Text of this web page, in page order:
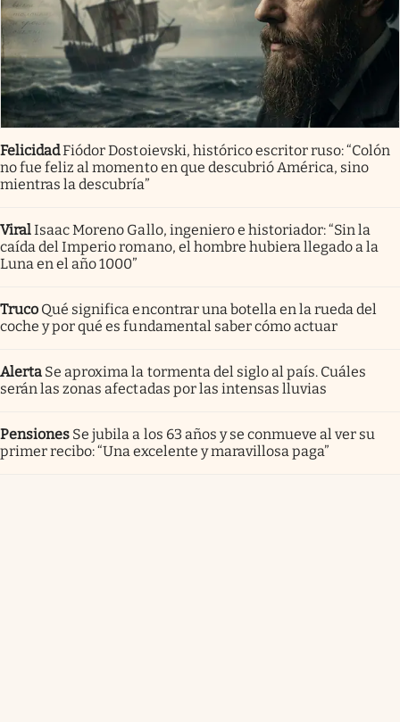
FelicidadFiódor Dostoievski, histórico escritor ruso: “Colón
no fue feliz al momento en que descubrió América, sino
mientras la descubría”
ViralIsaac Moreno Gallo, ingeniero e historiador: “Sin la
caída del Imperio romano, el hombre hubiera llegado a la
Luna en el año 1000”
Truco Qué significa encontrar una botella en la rueda del
coche y por qué es fundamental saber cómo actuar
Alerta Se aproxima la tormenta del siglo al país. Cuáles
serán las zonas afectadas por las intensas lluvias
Pensiones Se jubila a los 63 años y se conmueve al ver su
primer recibo: “Una excelente y maravillosa paga”